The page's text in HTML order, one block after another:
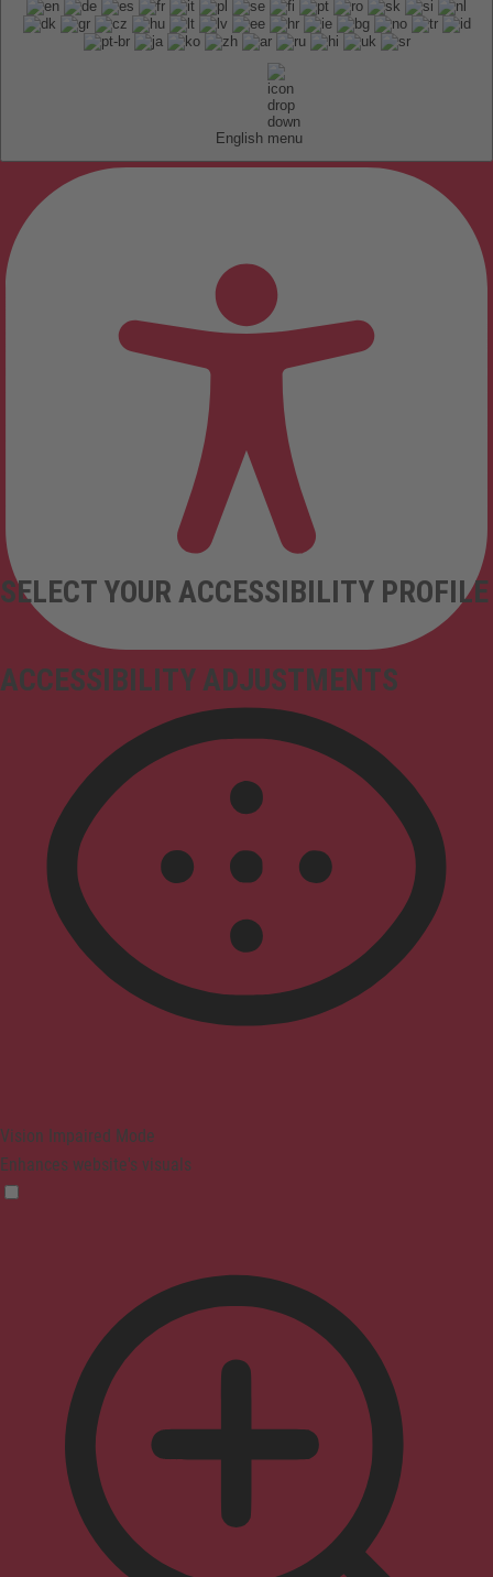
English
ACCESSIBILITY ADJUSTMENTS
SELECT YOUR ACCESSIBILITY PROFILE
Vision Impaired Mode
Enhances website's visuals